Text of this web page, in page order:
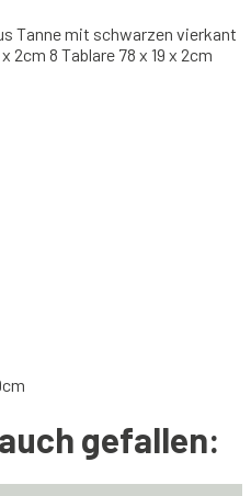
Tanne mit schwarzen vierkant
2cm 8 Tablare 78 x 19 x 2cm
gefallen: